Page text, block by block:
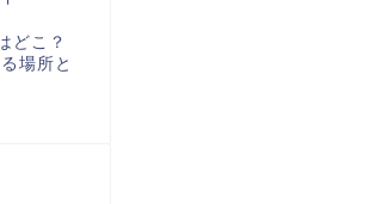
どこ？
場所と